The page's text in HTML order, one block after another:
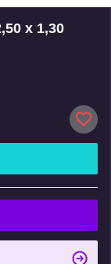
х 1,30